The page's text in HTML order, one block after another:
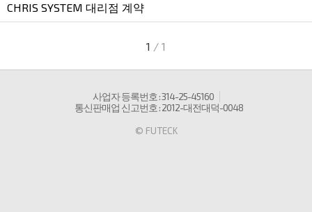
CHRIS SYSTEM 대리점 계약
1 / 1
사업자 등록번호 : 314-25-45160
통신판매업 신고번호 : 2012-대전대덕-0048
© FUTECK